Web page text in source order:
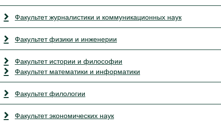
Факультет журналистики и коммуникационных наук
Факультет физики и инженерии
Факультет истории и философии
Факультет математики и информатики
Факультет филологии
Факультет экономических наук